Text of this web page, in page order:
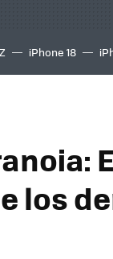
iPhone 18
los